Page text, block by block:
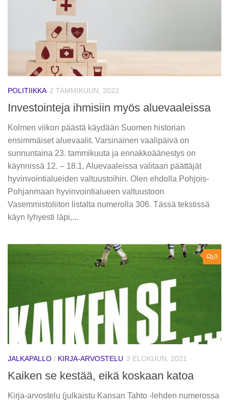
POLITIIKKA 2 TAMMIKUUN, 2022
Investointeja ihmisiin myös aluevaaleissa
Kolmen viikon päästä käydään Suomen historian
ensimmäiset aluevaalit. Varsinainen vaalipäivä on
sunnuntaina 23. tammikuuta ja ennakkoäänestys on
käynnissä 12. – 18.1. Aluevaaleissa valitaan päättäjät
hyvinvointialueiden valtuustoihin. Olen ehdolla Pohjois-
Pohjanmaan hyvinvointialueen valtuustoon
Vasemmistoliiton listalta numerolla 306. Tässä tekstissä
käyn lyhyesti läpi,...
0
JALKAPALLO / KIRJA-ARVOSTELU 3 ELOKUUN, 2021
Kaiken se kestää, eikä koskaan katoa
Kirja-arvostelu (julkaistu Kansan Tahto -lehden numerossa